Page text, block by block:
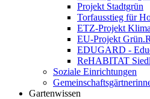
Projekt Stadtgrün
Torfausstieg für
ETZ-Projekt
EU-Projekt
EDUGARD -
ReHABITAT
Soziale Einrichtungen
Gartenwissen